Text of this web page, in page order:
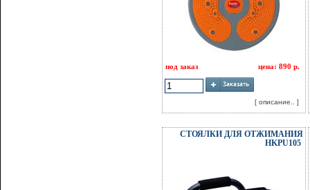
под заказ цена: 890 р.
[ описание.. ]
CТОЯЛКИ ДЛЯ ОТЖИМАНИЯ
HKPU105